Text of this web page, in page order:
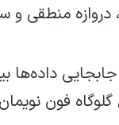
منطقی و
داده‌ها
فون